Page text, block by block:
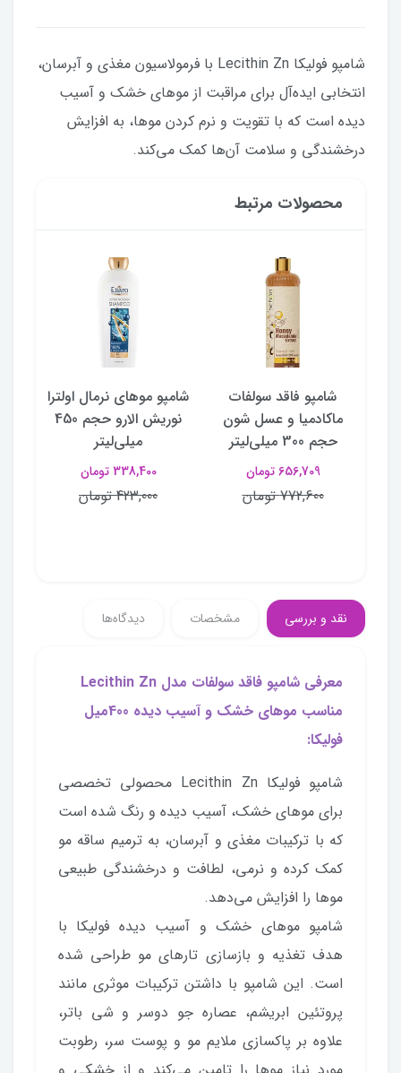
شامپو فولیکا Lecithin Zn با فرمولاسیون مغذی و آبرسان،
انتخابی ایده‌آل برای مراقبت از موهای خشک و آسیب
دیده است که با تقویت و نرم کردن موها، به افزایش
درخشندگی و سلامت آن‌ها کمک می‌کند.
محصولات مرتبط
شامپو فاقد سولفات
ماکادمیا و عسل شون
حجم 300 میلی‌لیتر
656,709 تومان
772,600 تومان
شامپو موهای نرمال اولترا
نوریش الارو حجم 450
میلی‌لیتر
338,400 تومان
423,000 تومان
نقد و بررسی مشخصات دیدگاه‌ها
معرفی شامپو فاقد سولفات مدل Lecithin Zn
مناسب موهای خشک و آسیب دیده 400میل
فولیکا:
شامپو فولیکا Lecithin Zn محصولی تخصصی
برای موهای خشک، آسیب دیده و رنگ شده است
که با ترکیبات مغذی و آبرسان، به ترمیم ساقه مو
کمک کرده و نرمی، لطافت و درخشندگی طبیعی
موها را افزایش می‌دهد.
شامپو موهای خشک و آسیب دیده فولیکا با
هدف تغذیه و بازسازی تارهای مو طراحی شده
است. این شامپو با داشتن ترکیبات موثری مانند
پروتئین ابریشم، عصاره جو دوسر و شی باتر،
علاوه بر پاکسازی ملایم مو و پوست سر، رطوبت